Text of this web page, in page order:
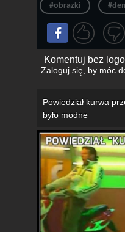
#obrazki
Komentuj bez
Zaloguj się, by móc
Powiedział kurwa
było modne